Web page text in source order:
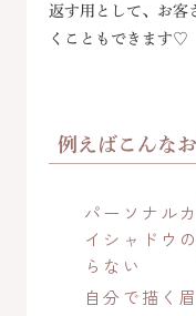
返す用として、お客
くこともできます♡
例えばこんな
パーソナル
イシャドウ
らない
自分で描く